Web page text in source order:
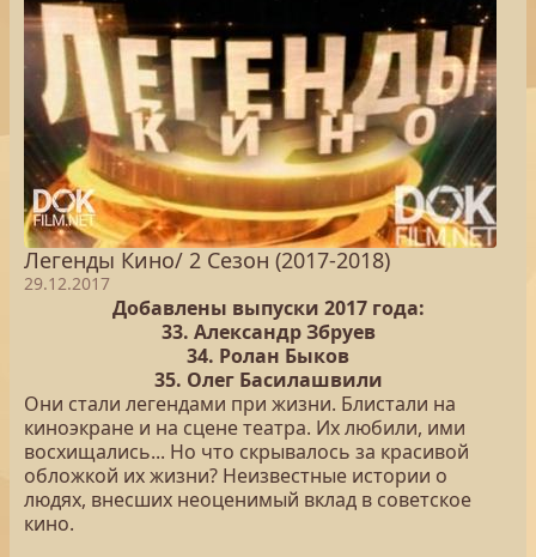
Легенды Кино/ 2 Сезон (2017-2018)
29.12.2017
Добавлены выпуски 2017 года:
33. Александр Збруев
34. Ролан Быков
35. Олег Басилашвили
Они стали легендами при жизни. Блистали на
киноэкране и на сцене театра. Их любили, ими
восхищались... Но что скрывалось за красивой
обложкой их жизни? Неизвестные истории о
людях, внесших неоценимый вклад в советское
кино.